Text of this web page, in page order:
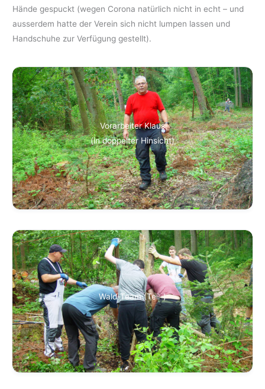
Hände gespuckt (wegen Corona natürlich nicht in echt – und
ausserdem hatte der Verein sich nicht lumpen lassen und
Handschuhe zur Verfügung gestellt).
Vorarbeiter Klaus
(in doppelter Hinsicht)
Wald-Team (Teil-)